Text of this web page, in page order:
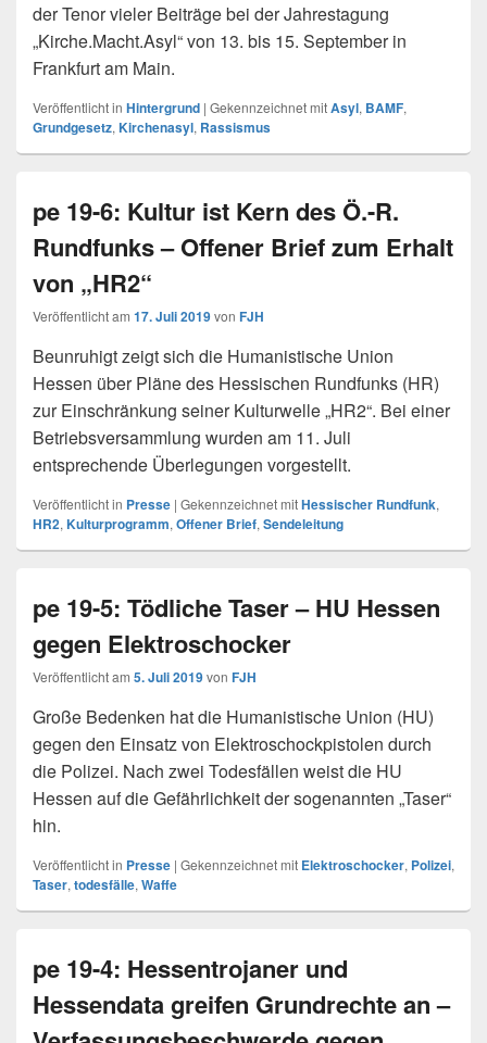
der Tenor vieler Beiträge bei der Jahrestagung
„Kirche.Macht.Asyl“ von 13. bis 15. September in
Frankfurt am Main.
Veröffentlicht in Hintergrund | Gekennzeichnet mitAsyl, BAMF,
Grundgesetz, Kirchenasyl, Rassismus
pe 19-6: Kultur ist Kern des Ö.-R.
Rundfunks – Offener Brief zum Erhalt
von „HR2“
Veröffentlicht am 17. Juli 2019von FJH
Beunruhigt zeigt sich die Humanistische Union
Hessen über Pläne des Hessischen Rundfunks (HR)
zur Einschränkung seiner Kulturwelle „HR2“. Bei einer
Betriebsversammlung wurden am 11. Juli
entsprechende Überlegungen vorgestellt.
Veröffentlicht in Presse | Gekennzeichnet mitHessischer Rundfunk,
HR2, Kulturprogramm, Offener Brief, Sendeleitung
pe 19-5: Tödliche Taser – HU Hessen
gegen Elektroschocker
Veröffentlicht am 5. Juli 2019von FJH
Große Bedenken hat die Humanistische Union (HU)
gegen den Einsatz von Elektroschockpistolen durch
die Polizei. Nach zwei Todesfällen weist die HU
Hessen auf die Gefährlichkeit der sogenannten „Taser“
hin.
Veröffentlicht in Presse | Gekennzeichnet mit Elektroschocker, Polizei,
Taser, todesfälle, Waffe
pe 19-4: Hessentrojaner und
Hessendata greifen Grundrechte an –